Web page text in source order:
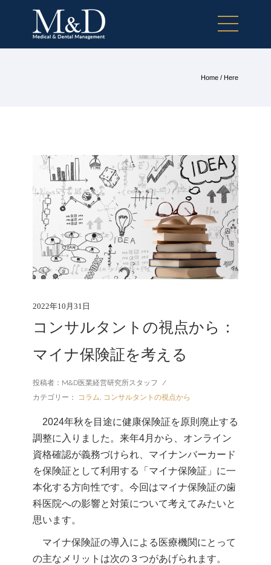
Home / Here
2022年10月31日
コンサルタントの視点から：
マイナ保険証を考える
投稿者：M&D医業経営研究所スタッフ /
カテゴリー：
コラム, コンサルタントの視点から
2024年秋を目途に健康保険証を原則廃止する
調整に入りました。来年4月から、オンライン
資格確認が義務づけられ、マイナンバーカード
を保険証として利用する「マイナ保険証」に一
本化する方向性です。今回はマイナ保険証の歯
科医院への影響と対策について考えてみたいと
思います。
マイナ保険証の導入による医療機関にとって
の主なメリットは次の３つがあげられます。